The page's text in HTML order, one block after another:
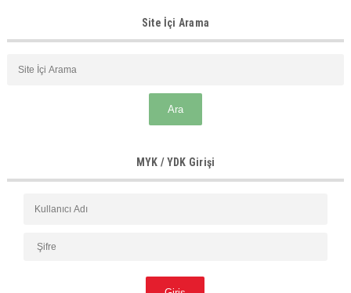
Site İçi Arama
MYK / YDK Girişi